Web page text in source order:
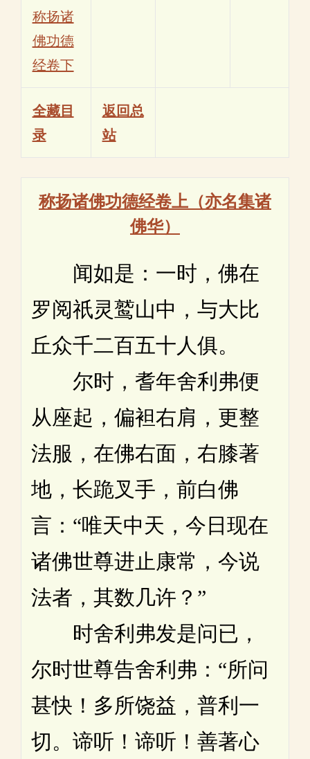
称扬诸
佛功德
经卷下
全藏目
录
返回总
站
称扬诸佛功德经卷上（亦名集诸
佛华）
闻如是：一时，佛在
罗阅祇灵鹫山中，与大比
丘众千二百五十人俱。
尔时，耆年舍利弗便
从座起，偏袒右肩，更整
法服，在佛右面，右膝著
地，长跪叉手，前白佛
言：“唯天中天，今日现在
诸佛世尊进止康常，今说
法者，其数几许？”
时舍利弗发是问已，
尔时世尊告舍利弗：“所问
甚快！多所饶益，普利一
切。谛听！谛听！善著心